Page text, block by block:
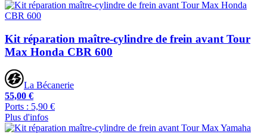
Kit réparation maître-cylindre de frein avant Tour
Max Honda CBR 600
La Bécanerie
55,00 €
Ports : 5,90 €
Plus d'infos